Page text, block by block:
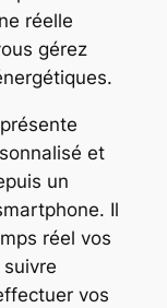
réelle
gérez
et
un
Il
réel vos
vos